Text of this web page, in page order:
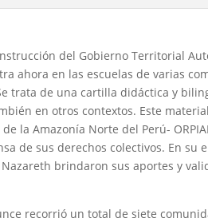
del Gobierno Territorial
ahora en las escuelas de varias
trata de una cartilla didáctica y
en otros contextos. Este
la Amazonía Norte del Perú-
de sus derechos colectivos. En su
brindaron sus aportes y
recorrió un total de siete